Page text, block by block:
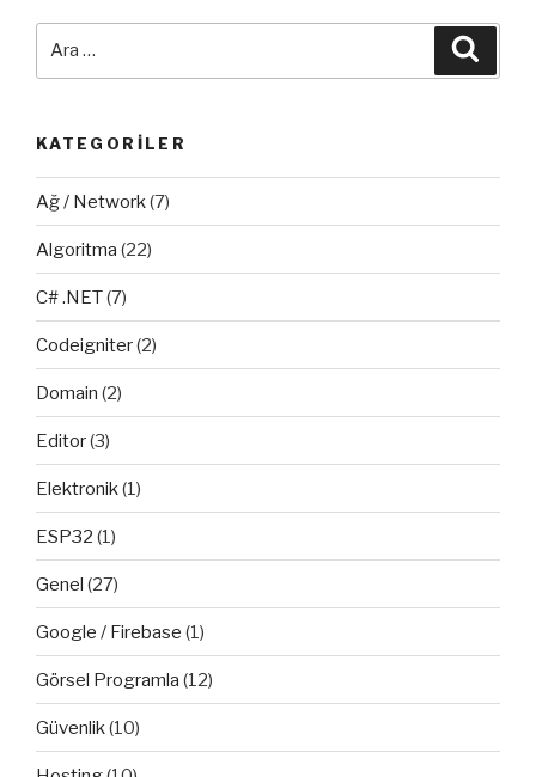
KATEGORILER
Ağ / Network(7)
Algoritma (22)
C# .NET(7)
Codeigniter(2)
Domain (2)
Editor(3)
Elektronik(1)
ESP32 (1)
Genel (27)
Google / Firebase (1)
Görsel Programla (12)
Güvenlik(10)